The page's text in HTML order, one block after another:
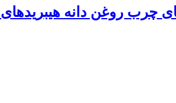
چرب روغن دانه هیبریدهای